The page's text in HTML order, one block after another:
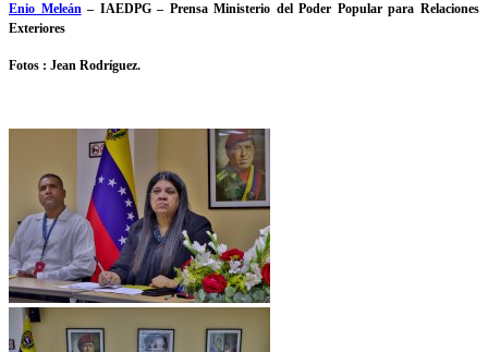
Enio Meleán– IAEDPG – Prensa Ministerio del Poder Popular para Relaciones
Exteriores
Fotos : Jean Rodríguez.